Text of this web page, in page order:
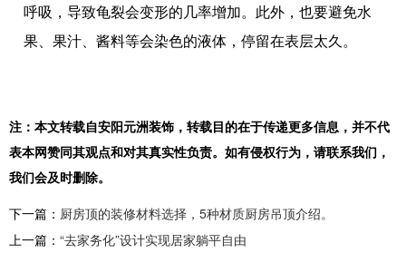
呼吸，导致龟裂会变形的几率增加。此外，也要避免水
果、果汁、酱料等会染色的液体，停留在表层太久。
注：本文转载自安阳元洲装饰，转载目的在于传递更多信息，并不代
表本网赞同其观点和对其真实性负责。如有侵权行为，请联系我们，
我们会及时删除。
下一篇： 厨房顶的装修材料选择，5种材质厨房吊顶介绍。
上一篇： “去家务化”设计实现居家躺平自由